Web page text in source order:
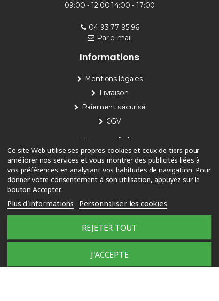
09:00 - 12:00 14:00 - 17:00
04 93 77 95 96
Par e-mail
Informations
Mentions légales
Livraison
Paiement sécurisé
CGV
Nos produits
Piscine
Outdoor
© 2025 Tous droits réservés
Plan du site
Ce site Web utilise ses propres cookies et ceux de tiers pour
améliorer nos services et vous montrer des publicités liées à
vos préférences en analysant vos habitudes de navigation. Pour
donner votre consentement à son utilisation, appuyez sur le
bouton Accepter.
Plus d'informations Personnaliser les cookies
REJETER TOUT
J'ACCEPTE